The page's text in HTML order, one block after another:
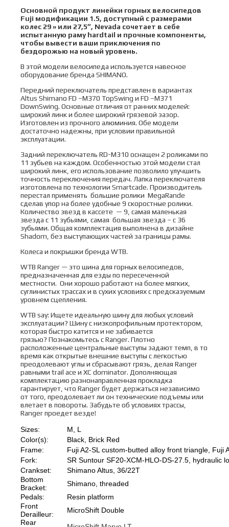
р.
19
цвет
чёрный
Основной продукт линейки горных велосипедов
Fuji модификации 1.5, доступный с размерами
колес 29 » или 27,5″, Nevada сочетает в себе
испытанную раму hardtail и прочные компоненты,
чтобы вывести ваши приключения по
бездорожью на новый уровень.
В этой модели велосипеда используется навесное
оборудование бренда SHIMANO.
Передний переключатель представлен в вариантах
Altus Shimano FD –M370 TopSwing и FD –M371
DownSwing. Основные отличия от ранних моделей:
широкий линк и более широкий грязевой зазор.
Изготовлен из прочного алюминия. Обе модели
достаточно надежны, при условии правильной
эксплуатации.
Задний переключатель RD-M310 оснащен 2 роликами по
11 зубьев на каждом. Особенностью этой модели стал
широкий линк, его использование позволило улучшить
точность переключения передач. Лапка переключателя
изготовлена по технологии Smartcade. Производитель
перестал применять большие ролики MegaRande
сделав упор на более удобные 9 скоростные ролики.
Количество звезд в кассете — 9, самая маленькая
звезда с 11 зубьями, самая большая звезда – с 36
зубьями. Общая комплектация выполнена в дизайне
Shadom, без выступающих частей за границы рамы.
Колеса и покрышки бренда WTB.
WTB Ranger — это шина для горных велосипедов,
предназначенная для езды по пересеченной
местности. Они хорошо работают на более мягких,
суглинистых трассах и в сухих условиях с предсказуемым
уровнем сцепления.
WTB say: Ищете идеальную шину для любых условий
эксплуатации? Шину с низкопрофильным протектором,
которая быстро катится и не забивается
грязью? Познакомьтесь с Ranger. Плотно
расположенные центральные выступы задают темп, в то
время как открытые внешние выступы с легкостью
преодолевают углы и сбрасывают грязь, делая Ranger
равными trail ace и XC dominator. Дополняющая
комплектацию разнонаправленная прокладка
гарантирует, что Ranger будет держаться независимо
от того, преодолевает ли он технические подъемы или
влетает в повороты. Забудьте об условиях трассы,
Ranger проедет везде!
Sizes:
M, L
Color(s):
Black, Brick Red
Frame:
Fuji A2-SL custom-butted alloy front triangle, Fuji
Fork:
SR Suntour SF20-XCM-HLO-DS-27.5, hydraulic
Crankset:
Shimano Altus, 36/22T
Bottom
Bracket:
Shimano, threaded
Pedals:
Resin platform
Front
Derailleur:
MicroShift Double
Rear